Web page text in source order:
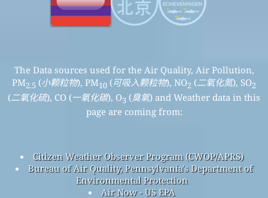
The Data sources used for the Air Quality, Air Pollution,
PM2.5 (小颗粒物), PM10 (可吸入颗粒物), NO2 (二氧化氮), SO2
(二氧化硫), CO (一氧化碳), O3 (臭氧) and Weather data in this
page are coming from:
Citizen Weather Observer Program (CWOP/APRS)
Bureau of Air Quality, Pennsylvania's Department of
Environmental Protection
Air Now - US EPA